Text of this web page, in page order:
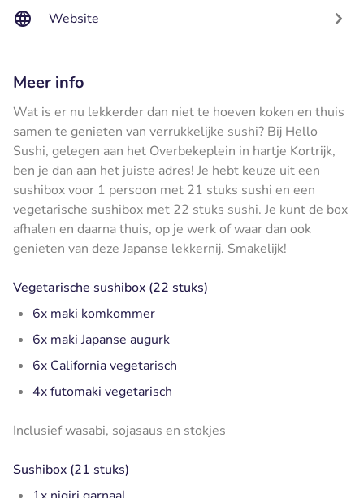
Website
Meer info
Wat is er nu lekkerder dan niet te hoeven koken en thuis
samen te genieten van verrukkelijke sushi? Bij Hello
Sushi, gelegen aan het Overbekeplein in hartje Kortrijk,
ben je dan aan het juiste adres! Je hebt keuze uit een
sushibox voor 1 persoon met 21 stuks sushi en een
vegetarische sushibox met 22 stuks sushi. Je kunt de box
afhalen en daarna thuis, op je werk of waar dan ook
genieten van deze Japanse lekkernij. Smakelijk!
Vegetarische sushibox (22 stuks)
6x maki komkommer
6x maki Japanse augurk
6x California vegetarisch
4x futomaki vegetarisch
Inclusief wasabi, sojasaus en stokjes
Sushibox (21 stuks)